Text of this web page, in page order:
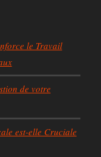
le Travail
de votre
est-elle Cruciale